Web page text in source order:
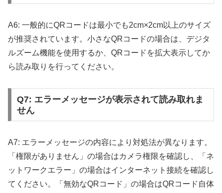
A6: 一般的にQRコードは最小でも2cm×2cm以上のサイズ
が推奨されています。小さなQRコードの場合は、デジタ
ルズーム機能を使用するか、QRコードを拡大表示してか
ら読み取りを行ってください。
Q7: エラーメッセージが表示されて読み取れま
せん
A7: エラーメッセージの内容により対処法が異なります。
「権限がありません」の場合はカメラ権限を確認し、「ネ
ットワークエラー」の場合はインターネット接続を確認し
てください。「無効なQRコード」の場合はQRコード自体